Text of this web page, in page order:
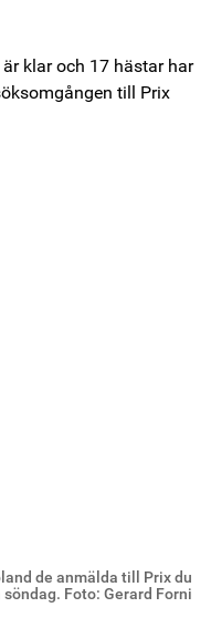
klar och 17 hästar har
till Prix
de anmälda till Prix du
Foto: Gerard Forni